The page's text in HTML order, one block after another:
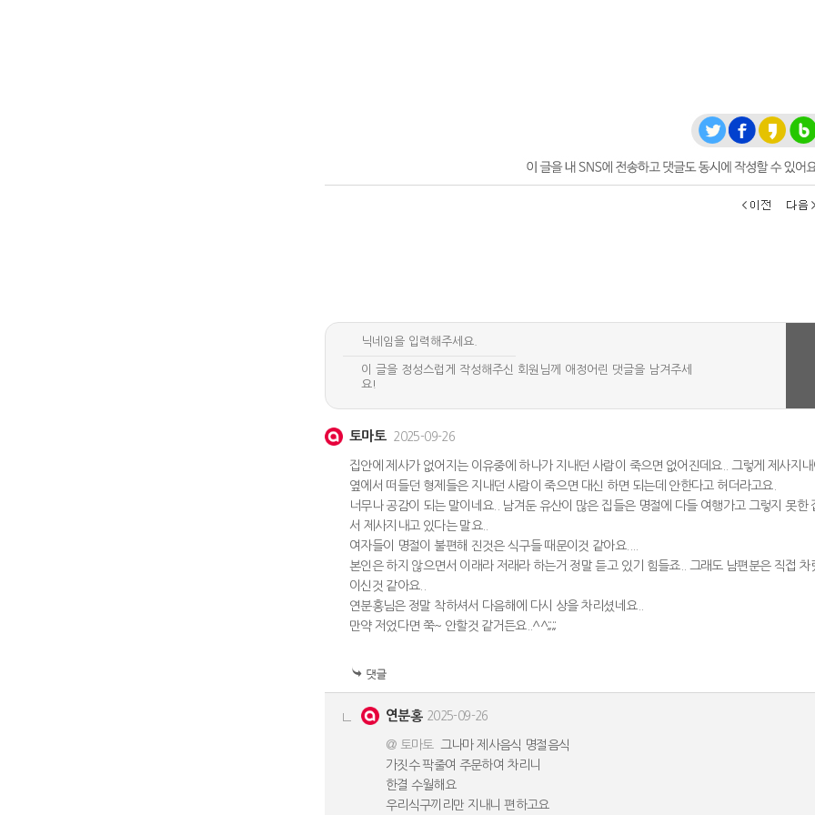
토마토 2025-09-26
집안에 제사가 없어지는 이유중에 하나가 지내던 사람이 죽으면 없어진데요.. 그렇게 제사지
옆에서 떠들던 형제들은 지내던 사람이 죽으면 대신 하면 되는데 안한다고 허더라고요.
너무나 공감이 되는 말이네요.. 남겨둔 유산이 많은 집들은 명절에 다들 여행가고 그렇지 못한
서 제사지내고 있다는 말요..
여자들이 명절이 불편해 진것은 식구들 때문이것 같아요....
본인은 하지 않으면서 이래라 저래라 하는거 정말 듣고 있기 힘들죠.. 그래도 남편분은 직접 차
이신것 같아요..
연분홍님은 정말 착하셔서 다음해에 다시 상을 차리셨네요..
만약 저었다면 쭉~ 안할것 같거든요..^^;;;;
연분홍 2025-09-26
@ 토마토 그나마 제사음식 명절음식
가짓수 팍줄여 주문하여 차리니
한결 수월해요
우리식구끼리만 지내니 편하고요